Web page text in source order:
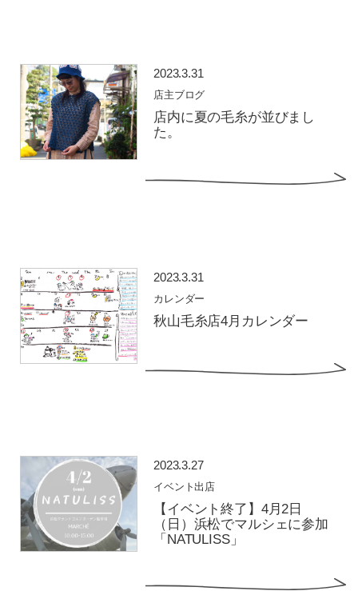
2023.3.31
店主ブログ
店内に夏の毛糸が並びまし
た。
2023.3.31
カレンダー
秋山毛糸店4月カレンダー
2023.3.27
イベント出店
【イベント終了】4月2日
（日）浜松でマルシェに参加
「NATULISS」